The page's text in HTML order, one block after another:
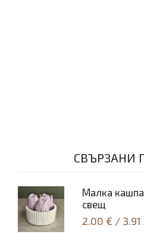
СВЪРЗАНИ
Малка
свещ
2.00 € / 3.91